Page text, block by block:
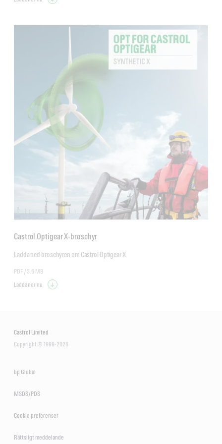
Castrol Optigear Synthetic X 320
**Sincro Mecánica Wind Oil Evaluation 2016
***FZEG-test för grop- eller punktfrätning 2010
****SRV-friktionstest (5ae), 2016/2017
Castrol Optigear X-broschyr
Ladda ned broschyren om Castrol Optigear X
PDF / 3.6 MB
Ladda ner nu
Castrol Limited
Copyright © 1999-2026
bp Global
MSDS/PDS
Cookie preferenser
Rättsligt meddelande